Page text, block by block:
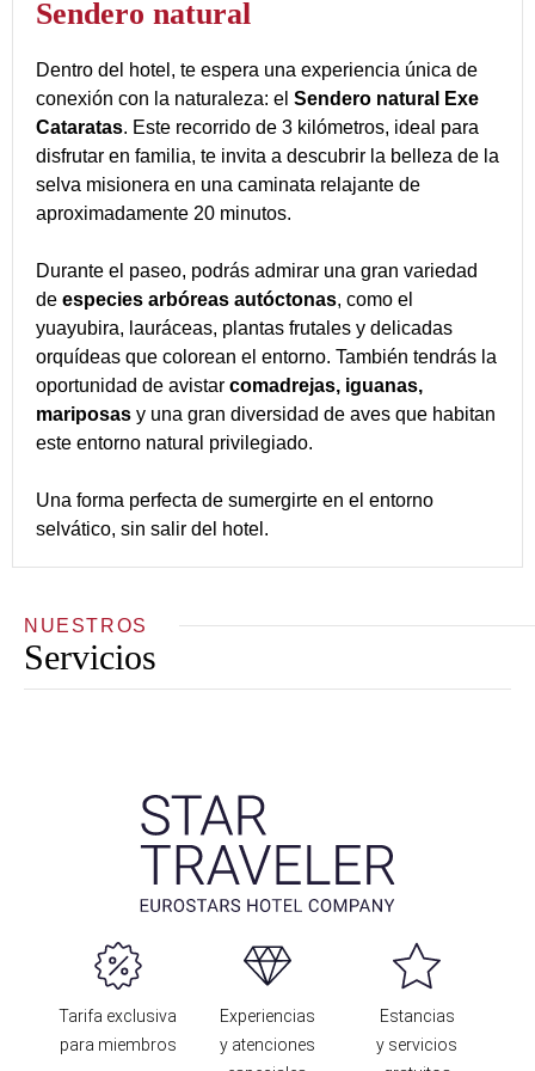
Sendero natural
Dentro del hotel, te espera una experiencia única de
conexión con la naturaleza: el Sendero natural Exe
Cataratas. Este recorrido de 3 kilómetros, ideal para
disfrutar en familia, te invita a descubrir la belleza de la
selva misionera en una caminata relajante de
aproximadamente 20 minutos.
Durante el paseo, podrás admirar una gran variedad
de especies arbóreas autóctonas, como el
yuayubira, lauráceas, plantas frutales y delicadas
orquídeas que colorean el entorno. También tendrás la
oportunidad de avistar comadrejas, iguanas,
mariposas y una gran diversidad de aves que habitan
este entorno natural privilegiado.
Una forma perfecta de sumergirte en el entorno
selvático, sin salir del hotel.
NUESTROS
Servicios
Tarifa exclusiva
para miembros
Experiencias
y atenciones
Estancias
y servicios